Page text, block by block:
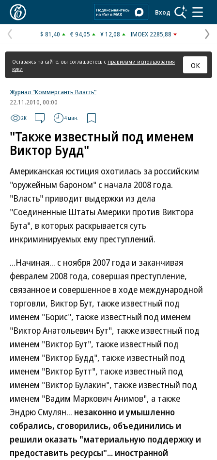
Вход
Предыдущая
страница
$ 81,40 € 94,05 ¥ 12,08 IMOEX 2285,88
Оставаясь на сайте, вы соглашаетесь с правилами использования
куки
ОК
Журнал "Коммерсантъ Власть"
22.11.2010, 00:00
2K 4 мин.
"Также известный под именем
Виктор Будд"
Американская юстиция охотилась за российским
"оружейным бароном" с начала 2008 года.
"Власть" приводит выдержки из дела
"Соединенные Штаты Америки против Виктора
Бута", в которых раскрывается суть
инкриминируемых ему преступлений.
...Начиная... с ноября 2007 года и заканчивая
февралем 2008 года, совершая преступление,
связанное и совершенное в ходе международной
торговли, Виктор Бут, также известный под
именем "Борис", также известный под именем
"Виктор Анатольевич Бут", также известный под
именем "Виктор Бут", также известный под
именем "Виктор Будд", также известный под
именем "Виктор Бутт", также известный под
именем "Виктор Булакин", также известный под
именем "Вадим Маркович Анимов", а также
Эндрю Смулян... незаконно и умышленно
собрались, сговорились, объединились и
решили оказать "материальную поддержку и
предоставить ресурсы"... иностранной